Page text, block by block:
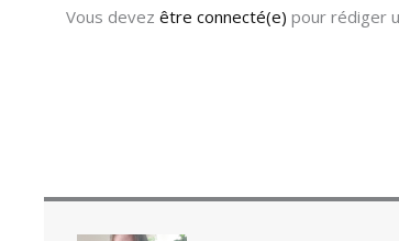
Vous devez être connecté(e) pour rédiger